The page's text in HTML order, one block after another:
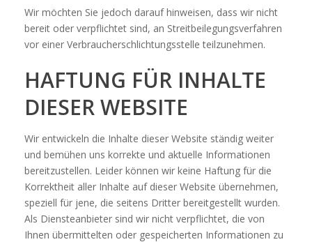
Wir möchten Sie jedoch darauf hinweisen, dass wir nicht
bereit oder verpflichtet sind, an Streitbeilegungsverfahren
vor einer Verbraucherschlichtungsstelle teilzunehmen.
HAFTUNG FÜR INHALTE
DIESER WEBSITE
Wir entwickeln die Inhalte dieser Website ständig weiter
und bemühen uns korrekte und aktuelle Informationen
bereitzustellen. Leider können wir keine Haftung für die
Korrektheit aller Inhalte auf dieser Website übernehmen,
speziell für jene, die seitens Dritter bereitgestellt wurden.
Als Diensteanbieter sind wir nicht verpflichtet, die von
Ihnen übermittelten oder gespeicherten Informationen zu